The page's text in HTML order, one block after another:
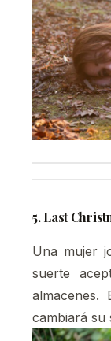
5. Last
Una mujer
suerte
cambiará su